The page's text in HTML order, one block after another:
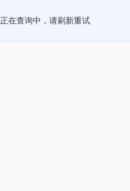
正在查询中，请刷新重试